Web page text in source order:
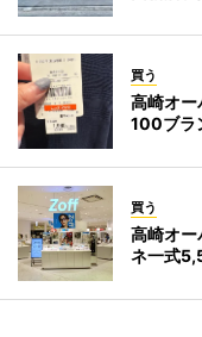
買う
高崎オ
100ブラ
買う
高崎オ
ネ一式